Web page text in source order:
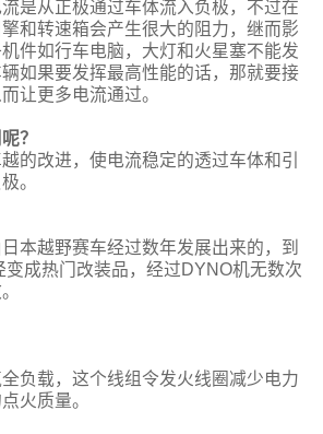
是从正极通过车体流入负极，不过在
和转速箱会产生很大的阻力，继而影
件如行车电脑，大灯和火星塞不能发
如果要发挥最高性能的话，那就要接
让更多电流通过。
？
的改进，使电流稳定的透过车体和引
。
本越野赛车经过数年发展出来的，到
变成热门改装品，经过DYNO机无数次
负载，这个线组令发火线圈减少电力
火质量。